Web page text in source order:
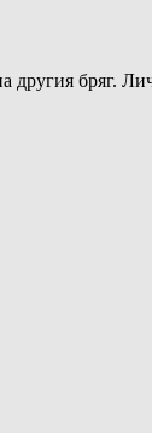
другия бряг.